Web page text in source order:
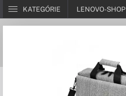
KATEGÓRIE LENOVO-SHOP